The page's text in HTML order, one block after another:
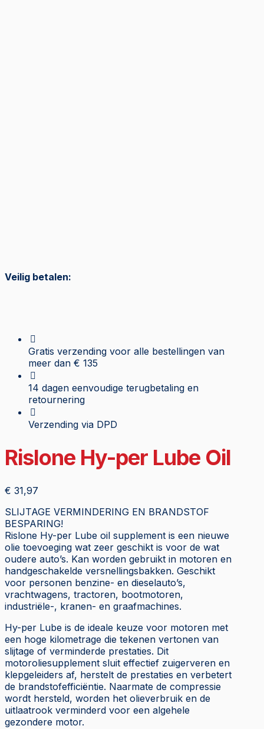
Veilig betalen:
Gratis verzending voor alle bestellingen van
meer dan € 135
14 dagen eenvoudige terugbetaling en
retournering
Verzending via DPD
Rislone Hy-per Lube Oil
€ 31,97
SLIJTAGE VERMINDERING EN BRANDSTOF
BESPARING!
Rislone Hy-per Lube oil supplement is een nieuwe
olie toevoeging wat zeer geschikt is voor de wat
oudere auto’s. Kan worden gebruikt in motoren en
handgeschakelde versnellingsbakken. Geschikt
voor personen benzine- en dieselauto’s,
vrachtwagens, tractoren, bootmotoren,
industriële-, kranen- en graafmachines.
Hy-per Lube is de ideale keuze voor motoren met
een hoge kilometrage die tekenen vertonen van
slijtage of verminderde prestaties. Dit
motoroliesupplement sluit effectief zuigerveren en
klepgeleiders af, herstelt de prestaties en verbetert
de brandstofefficiëntie. Naarmate de compressie
wordt hersteld, worden het olieverbruik en de
uitlaatrook verminderd voor een algehele
gezondere motor.